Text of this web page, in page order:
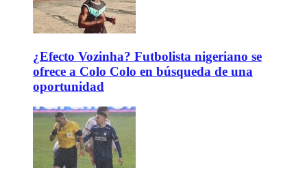
¿Efecto Vozinha? Futbolista nigeriano se
ofrece a Colo Colo en búsqueda de una
oportunidad